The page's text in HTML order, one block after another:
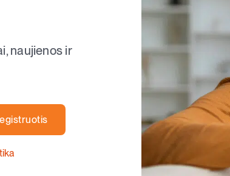
naujienos ir